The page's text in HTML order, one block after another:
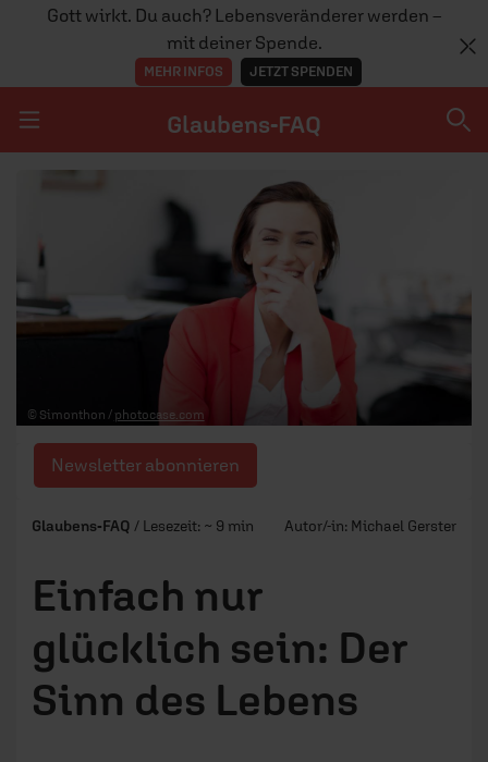
Gott wirkt. Du auch? Lebensveränderer werden –
mit deiner Spende.
MEHR INFOS JETZT SPENDEN
Navigation überspringen
Glaubens-FAQ
Glaubens-FAQ
TEAM
© Simonthon / photocase.com
Newsletter abonnieren
Glaubens-FAQ / Lesezeit: ~ 9 min Autor/-in: Michael Gerster
Einfach nur
glücklich sein: Der
Sinn des Lebens